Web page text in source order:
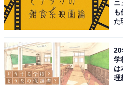
学部教育では、「Late
育をしっかりと学び、広い知識
ところからスタート。3年次か
し、より高度な専門教育に進む
ニ
も
た
20
学
は
理